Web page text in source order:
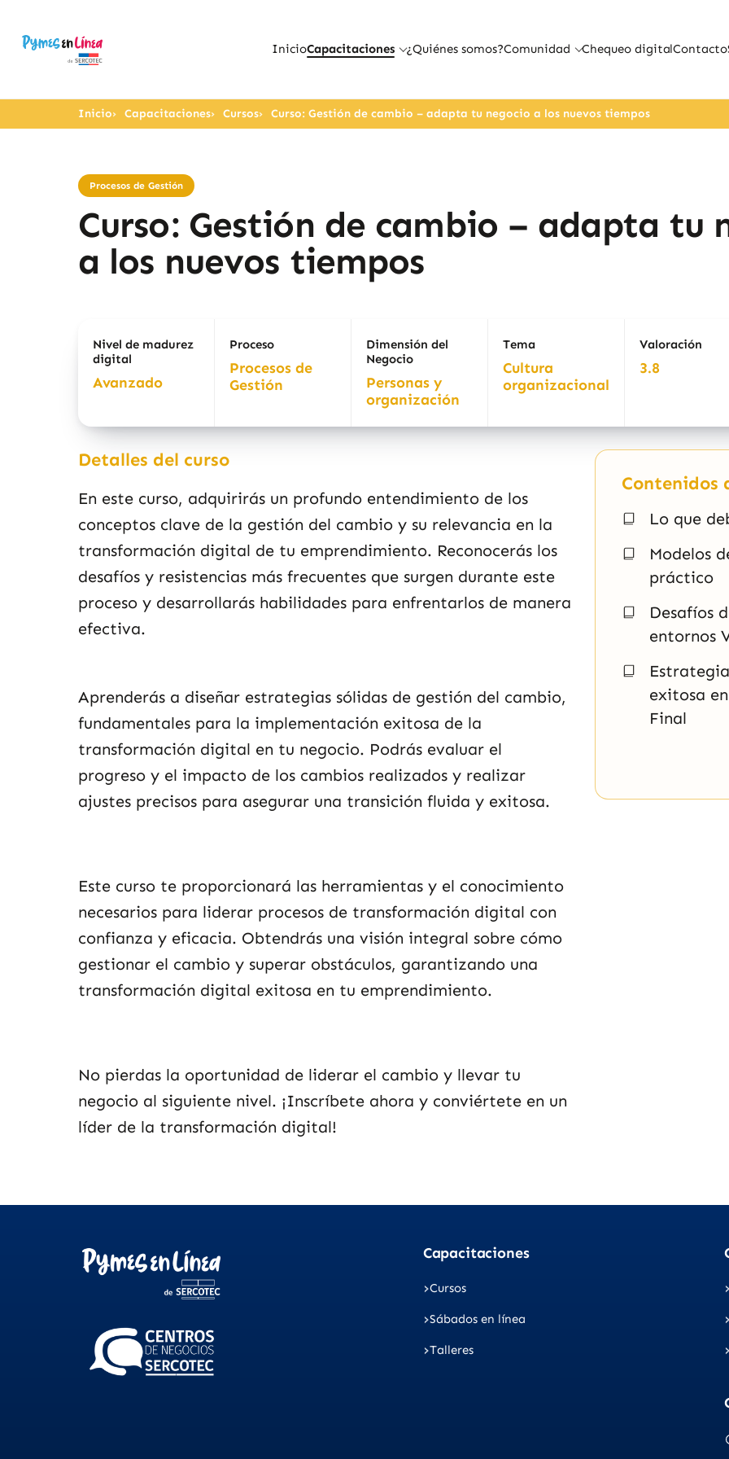
InicioCapacitaciones ¿Quiénes somos?Comunidad Chequeo digitalContacto
Inicio Capacitaciones Cursos Curso: Gestión de cambio – adapta tu negocio a los nuevos tiempos
Procesos de Gestión
Curso: Gestión de cambio – adapta tu
a los nuevos tiempos
Nivel de madurez
digital
Avanzado
Proceso
Procesos de
Gestión
Dimensión del
Negocio
Personas y
organización
Tema
Cultura
organizacional
Valoración
3.8
Detalles del curso
En este curso, adquirirás un profundo entendimiento de los
conceptos clave de la gestión del cambio y su relevancia en la
transformación digital de tu emprendimiento. Reconocerás los
desafíos y resistencias más frecuentes que surgen durante este
proceso y desarrollarás habilidades para enfrentarlos de manera
efectiva.
Aprenderás a diseñar estrategias sólidas de gestión del cambio,
fundamentales para la implementación exitosa de la
transformación digital en tu negocio. Podrás evaluar el
progreso y el impacto de los cambios realizados y realizar
ajustes precisos para asegurar una transición fluida y exitosa.
Este curso te proporcionará las herramientas y el conocimiento
necesarios para liderar procesos de transformación digital con
confianza y eficacia. Obtendrás una visión integral sobre cómo
gestionar el cambio y superar obstáculos, garantizando una
transformación digital exitosa en tu emprendimiento.
No pierdas la oportunidad de liderar el cambio y llevar tu
negocio al siguiente nivel. ¡Inscríbete ahora y conviértete en un
líder de la transformación digital!
Contenidos
Lo que
Modelos
práctico
Desafíos
entornos
exitosa
Final
Capacitaciones
Cursos
Sábados en línea
Talleres